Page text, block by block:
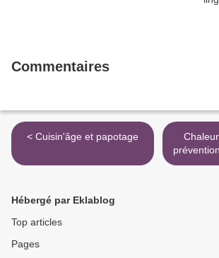
Commentaires
< Cuisin'âge et papotage
Hébergé par Eklablog
Top articles
Pages